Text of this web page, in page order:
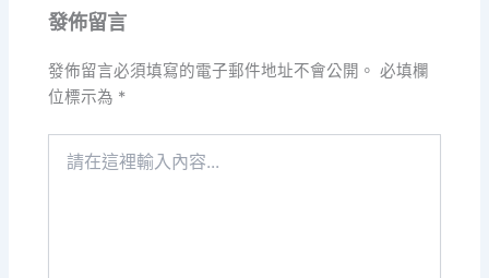
發佈留言
發佈留言必須填寫的電子郵件地址不會公開。 必填欄
位標示為 *